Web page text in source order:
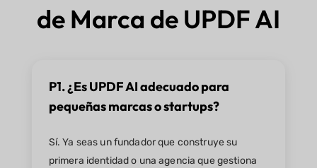
de Marca de UPDF AI
P1. ¿Es UPDF AI adecuado para
pequeñas marcas o startups?
Sí. Ya seas un fundador que construye su
primera identidad o una agencia que gestiona